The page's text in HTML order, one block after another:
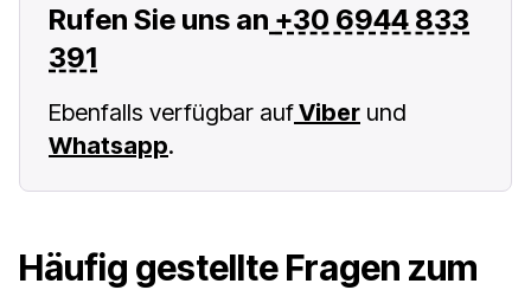
Rufen Sie uns an +30 6944 833
391
Ebenfalls verfügbar aufViber und
Whatsapp.
Häufig gestellte Fragen zum